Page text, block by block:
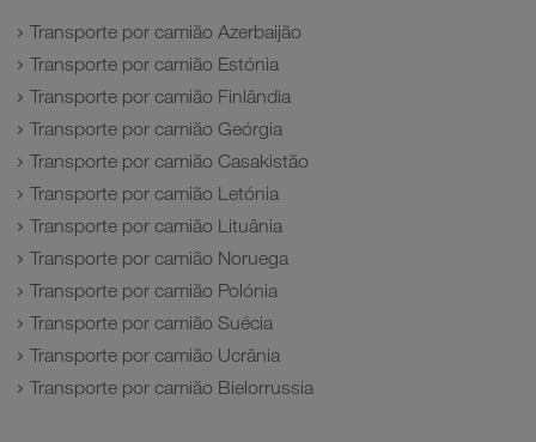
Transporte por camião Azerbaijão
Transporte por camião Estónia
Transporte por camião Finlândia
Transporte por camião Geórgia
Transporte por camião Casakistão
Transporte por camião Letónia
Transporte por camião Lituânia
Transporte por camião Noruega
Transporte por camião Polónia
Transporte por camião Suécia
Transporte por camião Ucrânia
Transporte por camião Bielorrussia